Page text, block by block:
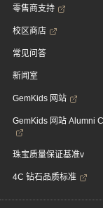
零售商支持
校区商店
常见问答
新闻室
GemKids 网站
GemKids 网站 Alumni
珠宝质量保证基准v
4C 钻石品质标准